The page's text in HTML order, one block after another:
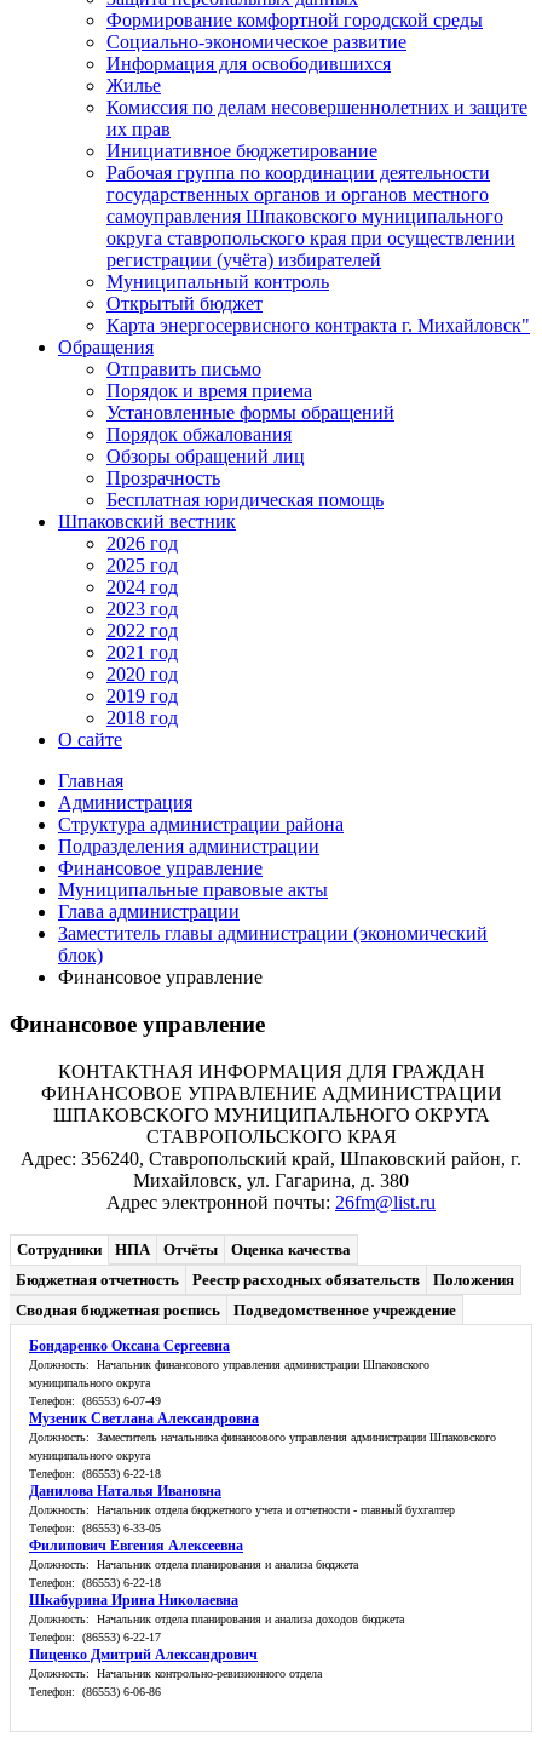
Формирование комфортной городской среды
Социально-экономическое развитие
Информация для освободившихся
Жилье
Комиссия по делам несовершеннолетних и защите
их прав
Инициативное бюджетирование
Рабочая группа по координации деятельности
государственных органов и органов местного
самоуправления Шпаковского муниципального
округа ставропольского края при осуществлении
регистрации (учёта) избирателей
Муниципальный контроль
Открытый бюджет
Карта энергосервисного контракта г. Михайловск"
Обращения
Отправить письмо
Порядок и время приема
Установленные формы обращений
Порядок обжалования
Обзоры обращений лиц
Прозрачность
Бесплатная юридическая помощь
Шпаковский вестник
2026 год
2025 год
2024 год
2023 год
2022 год
2021 год
2020 год
2019 год
2018 год
О сайте
Главная
Администрация
Структура администрации района
Подразделения администрации
Финансовое управление
Муниципальные правовые акты
Глава администрации
Заместитель главы администрации (экономический
блок)
Финансовое управление
Финансовое управление
КОНТАКТНАЯ ИНФОРМАЦИЯ ДЛЯ ГРАЖДАН
ФИНАНСОВОЕ УПРАВЛЕНИЕ АДМИНИСТРАЦИИ
ШПАКОВСКОГО МУНИЦИПАЛЬНОГО ОКРУГА
СТАВРОПОЛЬСКОГО КРАЯ
Адрес: 356240, Ставропольский край, Шпаковский район, г.
Михайловск, ул. Гагарина, д. 380
Адрес электронной почты: 26fm@list.ru
Сотрудники НПА Отчёты
Оценка качества
Бюджетная отчетность
Реестр расходных обязательств
Положения
Сводная бюджетная роспись
Подведомственное учреждение
Бондаренко Оксана Сергеевна
Должность: Начальник финансового управления администрации Шпаковского
муниципального округа
Телефон: (86553) 6-07-49
Музеник Светлана Александровна
Должность: Заместитель начальника финансового управления администрации Шпаковского
муниципального округа
Телефон: (86553) 6-22-18
Данилова Наталья Ивановна
Должность: Начальник отдела бюджетного учета и отчетности - главный бухгалтер
Телефон: (86553) 6-33-05
Филипович Евгения Алексеевна
Должность: Начальник отдела планирования и анализа бюджета
Телефон: (86553) 6-22-18
Шкабурина Ирина Николаевна
Должность: Начальник отдела планирования и анализа доходов бюджета
Телефон: (86553) 6-22-17
Пиценко Дмитрий Александрович
Должность: Начальник контрольно-ревизионного отдела
Телефон: (86553) 6-06-86